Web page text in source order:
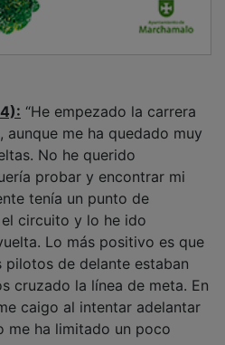
me ha quedado muy
No he querido
probar y encontrar mi
tenía un punto de
circuito y lo he ido
Lo más positivo es que
de delante estaban
cruzado la línea de meta. En
caigo al intentar adelantar
me ha limitado un poco
semana parado. Ahora